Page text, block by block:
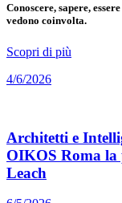
Conoscere, sapere,
vedono coinvolta.
Scopri di più
4/6/2026
Architetti e
OIKOS Roma la
Leach